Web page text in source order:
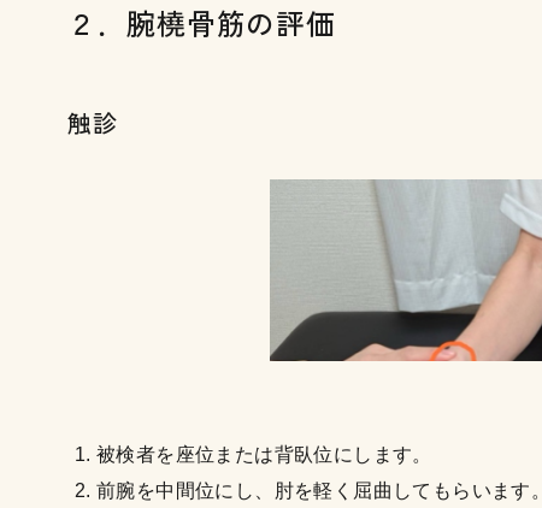
２．腕橈骨筋の評価
触診
被検者を座位または背臥位にします。
前腕を中間位にし、肘を軽く屈曲してもらいます。